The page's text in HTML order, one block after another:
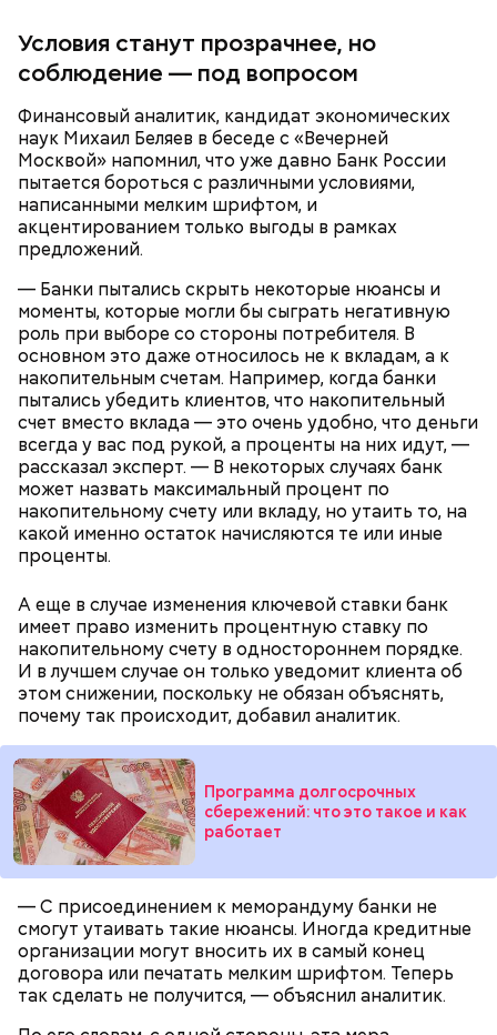
Условия станут прозрачнее, но
соблюдение — под вопросом
Финансовый аналитик, кандидат экономических
наук Михаил Беляев в беседе с «Вечерней
Москвой» напомнил, что уже давно Банк России
пытается бороться с различными условиями,
написанными мелким шрифтом, и
акцентированием только выгоды в рамках
предложений.
— Банки пытались скрыть некоторые нюансы и
моменты, которые могли бы сыграть негативную
роль при выборе со стороны потребителя. В
основном это даже относилось не к вкладам, а к
накопительным счетам. Например, когда банки
пытались убедить клиентов, что накопительный
счет вместо вклада — это очень удобно, что деньги
всегда у вас под рукой, а проценты на них идут, —
рассказал эксперт. — В некоторых случаях банк
может назвать максимальный процент по
накопительному счету или вкладу, но утаить то, на
какой именно остаток начисляются те или иные
проценты.
А еще в случае изменения ключевой ставки банк
имеет право изменить процентную ставку по
накопительному счету в одностороннем порядке.
И в лучшем случае он только уведомит клиента об
этом снижении, поскольку не обязан объяснять,
почему так происходит, добавил аналитик.
Программа долгосрочных
сбережений: что это такое и как
работает
— С присоединением к меморандуму банки не
смогут утаивать такие нюансы. Иногда кредитные
организации могут вносить их в самый конец
договора или печатать мелким шрифтом. Теперь
так сделать не получится, — объяснил аналитик.
Налоговый капитал
Так что же делать? Сидеть и ждать, когда
государство само вернет деньги? Не дождетесь.
Налоговый вычет — это не социальное пособие,
которое приходит автоматически. Это ваш
налоговый капитал, который вы можете забрать, но
только если проявите инициативу. И здесь главный
бланки, а мы сами. Наше нежелание разобраться,
наша привычка откладывать на завтра, наша
уверенность в том, что «это не для меня».
Доцент Финансового университета при
Правительстве РФ Петр Щербаченко дает простое
объяснение: налоговый вычет — это не льгота и не
субсидия для бедных. Это возможность для тех,
или вернуть часть уже уплаченных денег. По сути,
вы просто забираете свой же налоговый капитал,
который государство удержало у вас из зарплаты.
Но есть важное условие: вычет положен только
налоговым резидентам РФ, которые получают
официальный доход и платят с него НДФЛ. Если
человек работает «всерую» или вовсе не имеет
налогооблагаемых доходов, право на возврат у
него не возникает. При этом доходом считается не
только зарплата, но и вознаграждения по
договорам гражданско-правового характера.
На что конкретно можно потратиться, чтобы
получить возврат? Щербаченко выделяет две
основные категории. Первая — социальные
налоговые вычеты: платное образование (свое или
детей), лечение и покупку лекарств, физкультурно-
оздоровительные услуги вроде фитнеса или
отдыха в лагере, благотворительность,
независимую оценку квалификации, а также
добровольное страхование и пенсионные взносы.
Многие даже не догадываются, что абонемент в
фитнес-клуб или детский лагерь — это не просто
траты, а потенциальный возврат денег.